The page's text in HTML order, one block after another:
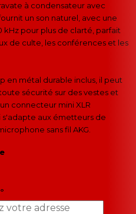
à condensateur avec
un son naturel, avec une
kHz pour plus de clarté, parfait
de culte, les conférences et les
en métal durable inclus, il peut
sécurité sur des vestes et
connecteur mini XLR
s'adapte aux émetteurs de
sans fil AKG.
ou très vifs